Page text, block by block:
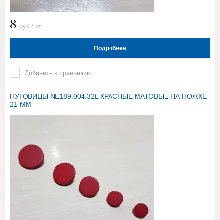
8 руб./шт
Подробнее
Добавить к сравнению
ПУГОВИЦЫ NE189.004.32L КРАСНЫЕ МАТОВЫЕ НА НОЖКЕ
21 ММ